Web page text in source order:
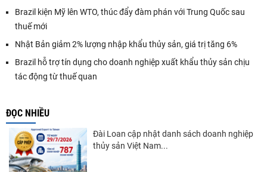
Brazil kiện Mỹ lên WTO, thúc đẩy đàm phán với Trung Quốc sau
thuế mới
Nhật Bản giảm 2% lượng nhập khẩu thủy sản, giá trị tăng 6%
Brazil hỗ trợ tín dụng cho doanh nghiệp xuất khẩu thủy sản chịu
tác động từ thuế quan
ĐỌC NHIỀU
Đài Loan cập nhật danh sách doanh nghiệp
thủy sản Việt Nam...